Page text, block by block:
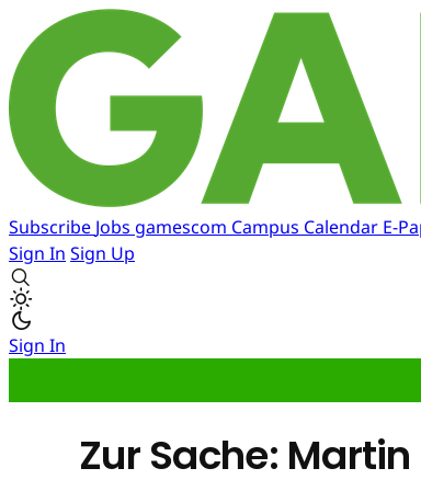
Subscribe Jobs gamescom Campus Calendar E-
Sign In Sign Up
Sign In
Zur Sache: